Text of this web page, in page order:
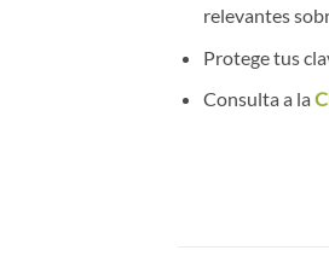
relevantes
Protege tus
Consulta a la